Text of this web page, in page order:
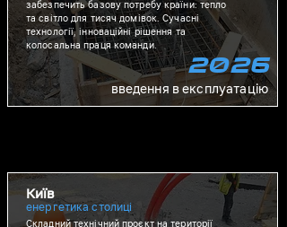
забезпечить базову потребу країни: тепло
та світло для тисяч домівок. Сучасні
технології, інноваційні рішення та
колосальна праця команди.
2026
введення в експлуатацію
Київ
енергетика столиці
Складний технічний проєкт на території